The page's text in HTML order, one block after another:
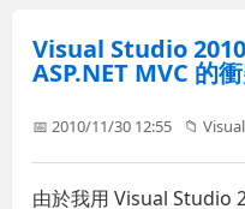
Visual Studio
ASP.NET MVC 的
📅 2010/11/30 12:55 📁
由於我用 Visual Studio